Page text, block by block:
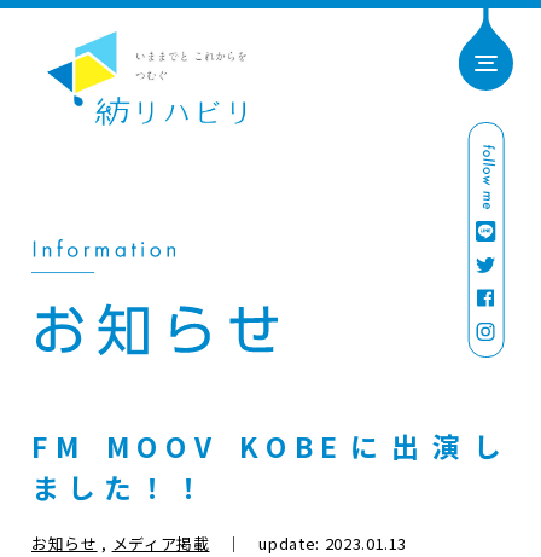
FM MOOV KOBEに出演し
ました！！
お知らせ , メディア掲載 ｜ update: 2023.01.13